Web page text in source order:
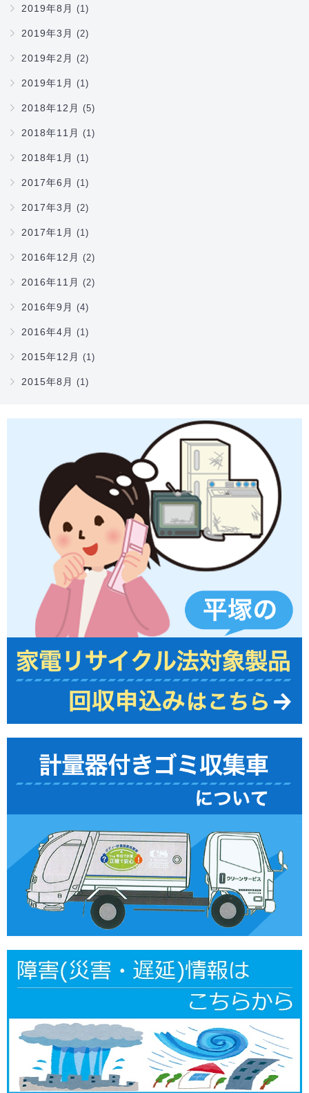
2019年8月 (1)
2019年3月 (2)
2019年2月 (2)
2019年1月 (1)
2018年12月 (5)
2018年11月 (1)
2018年1月 (1)
2017年6月 (1)
2017年3月 (2)
2017年1月 (1)
2016年12月 (2)
2016年11月 (2)
2016年9月 (4)
2016年4月 (1)
2015年12月 (1)
2015年8月 (1)